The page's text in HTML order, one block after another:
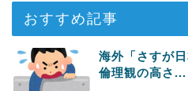
おすすめ記事
海外「さすが
倫理観の高さ...